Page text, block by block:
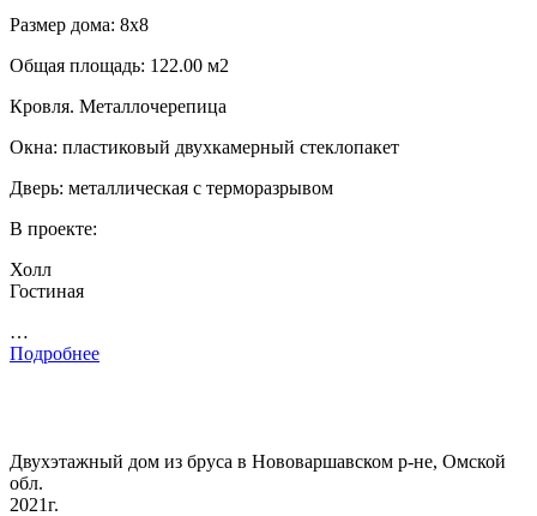
Размер дома: 8х8
Общая площадь: 122.00 м2
Кровля. Металлочерепица
Окна: пластиковый двухкамерный стеклопакет
Дверь: металлическая с терморазрывом
В проекте:
Холл
Гостиная
…
Подробнее
Двухэтажный дом из бруса в Нововаршавском р-не, Омской
обл.
2021г.